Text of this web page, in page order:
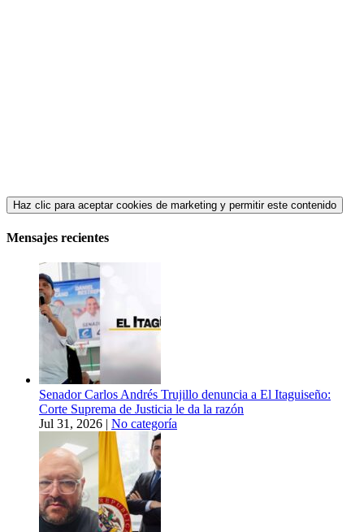
Haz clic para aceptar cookies de marketing y permitir este contenido
Mensajes recientes
Senador Carlos Andrés Trujillo denuncia a El Itaguiseño:
Corte Suprema de Justicia le da la razón
Jul 31, 2026 | No categoría